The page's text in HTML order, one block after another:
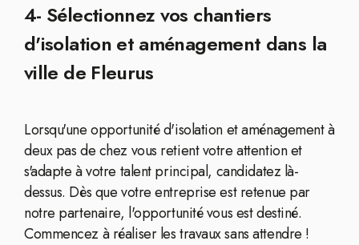
4- Sélectionnez vos chantiers
d'isolation et aménagement dans la
ville de Fleurus
Lorsqu'une opportunité d'isolation et aménagement à
deux pas de chez vous retient votre attention et
s'adapte à votre talent principal, candidatez là-
dessus. Dès que votre entreprise est retenue par
notre partenaire, l'opportunité vous est destiné.
Commencez à réaliser les travaux sans attendre !